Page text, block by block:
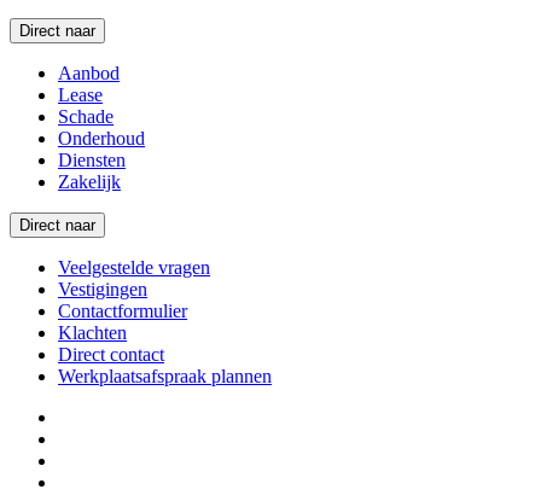
Direct naar
Aanbod
Lease
Schade
Onderhoud
Diensten
Zakelijk
Direct naar
Veelgestelde vragen
Vestigingen
Contactformulier
Klachten
Direct contact
Werkplaatsafspraak plannen